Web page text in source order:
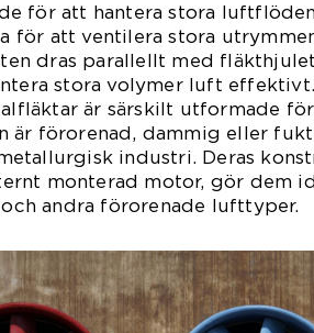
för att hantera stora
för att ventilera stora
dras parallellt med
stora volymer luft effektivt.
är särskilt utformade
är förorenad, dammig eller
industri. Deras
monterad motor, gör dem
andra förorenade lufttyper.